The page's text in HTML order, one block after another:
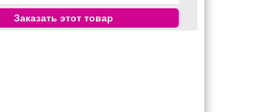
Заказать этот товар